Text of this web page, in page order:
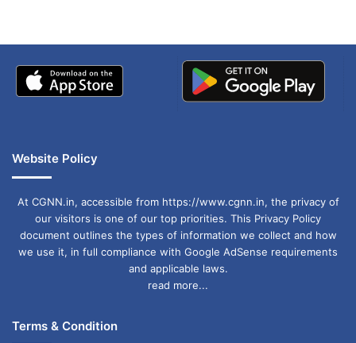
Website Policy
At CGNN.in, accessible from https://www.cgnn.in, the privacy of
our visitors is one of our top priorities. This Privacy Policy
document outlines the types of information we collect and how
we use it, in full compliance with Google AdSense requirements
and applicable laws.
read more...
Terms & Condition